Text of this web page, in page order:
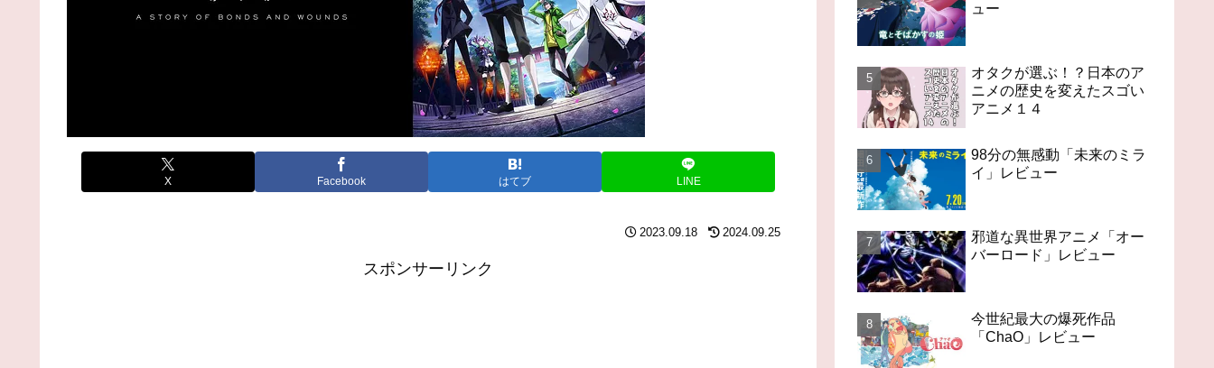
X Facebook はてブ LINE
2023.09.18 2024.09.25
スポンサーリンク
ュー
オタクが選ぶ！？日本のア
ニメの歴史を変えたスゴい
アニメ１４
98分の無感動「未来のミラ
イ」レビュー
邪道な異世界アニメ「オー
バーロード」レビュー
今世紀最大の爆死作品
「ChaO」レビュー